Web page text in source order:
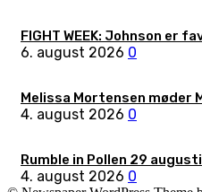
FIGHT WEEK: Johnson er
6. august 2026 0
Melissa Mortensen møder
4. august 2026 0
Rumble in Pollen 29 augusti
4. august 2026 0